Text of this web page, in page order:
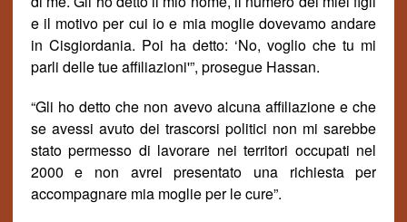
e il motivo per cui io e mia moglie dovevamo andare
in Cisgiordania. Poi ha detto: ‘No, voglio che tu mi
parli delle tue affiliazioni'”, prosegue Hassan.
“Gli ho detto che non avevo alcuna affiliazione e che
se avessi avuto dei trascorsi politici non mi sarebbe
stato permesso di lavorare nei territori occupati nel
2000 e non avrei presentato una richiesta per
accompagnare mia moglie per le cure”.